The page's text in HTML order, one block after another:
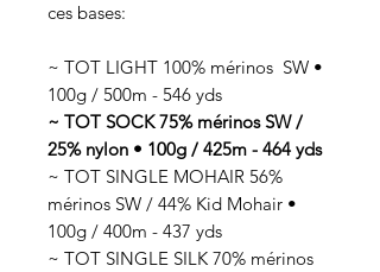
ces bases:
~ TOT LIGHT 100% mérinos SW •
100g / 500m - 546 yds
~ TOT SOCK 75% mérinos SW /
25% nylon • 100g / 425m - 464 yds
~ TOT SINGLE MOHAIR 56%
mérinos SW / 44% Kid Mohair •
100g / 400m - 437 yds
~ TOT SINGLE SILK 70% mérinos